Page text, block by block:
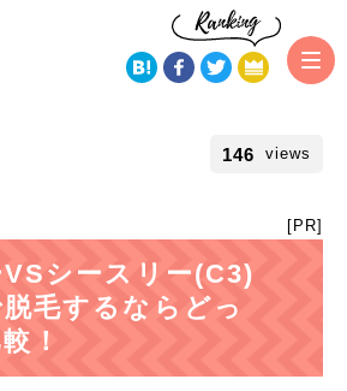
銀座カラーVSシースリー(C3)脱毛通
徹底比較！
146 views
[PR]
シースリー(C3)
毛するならどっ
！